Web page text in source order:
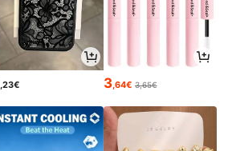
,23€ 3,64€ 3,65€